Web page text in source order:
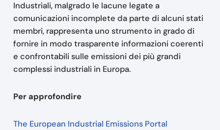
Industriali, malgrado le lacune legate a
comunicazioni incomplete da parte di alcuni stati
membri, rappresenta uno strumento in grado di
fornire in modo trasparente informazioni coerenti
e confrontabili sulle emissioni dei più grandi
complessi industriali in Europa.
Per approfondire
The European Industrial Emissions Portal